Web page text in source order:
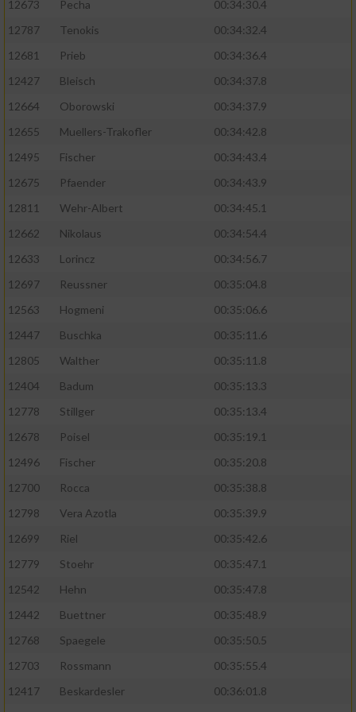
12673 Pecha
00:34:30.4
12787
Tenokis
00:34:32.4
12681
Prieb
00:34:36.4
12427
Bleisch
00:34:37.8
12664
Oborowski
00:34:37.9
12655
Muellers-Trakofler
00:34:42.8
12495
Fischer
00:34:43.4
12675
Pfaender
00:34:43.9
12811
Wehr-Albert
00:34:45.1
12662
Nikolaus
00:34:54.4
12633
Lorincz
00:34:56.7
12697
Reussner
00:35:04.8
12563
Hogmeni
00:35:06.6
12447
Buschka
00:35:11.6
12805
Walther
00:35:11.8
12404
Badum
00:35:13.3
12778
Stillger
00:35:13.4
12678
Poisel
00:35:19.1
12496
Fischer
00:35:20.8
12700
Rocca
00:35:38.8
12798
Vera Azotla
00:35:39.9
12699
Riel
00:35:42.6
12779
Stoehr
00:35:47.1
12542
Hehn
00:35:47.8
12442
Buettner
00:35:48.9
12768
Spaegele
00:35:50.5
12703
Rossmann
00:35:55.4
12417
Beskardesler
00:36:01.8